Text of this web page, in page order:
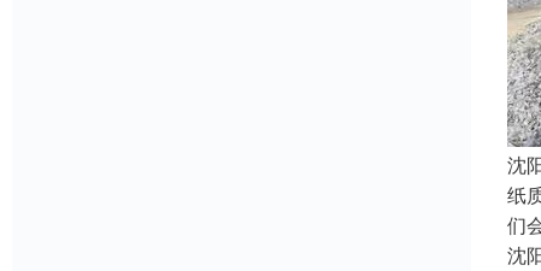
沈
纸
们
沈